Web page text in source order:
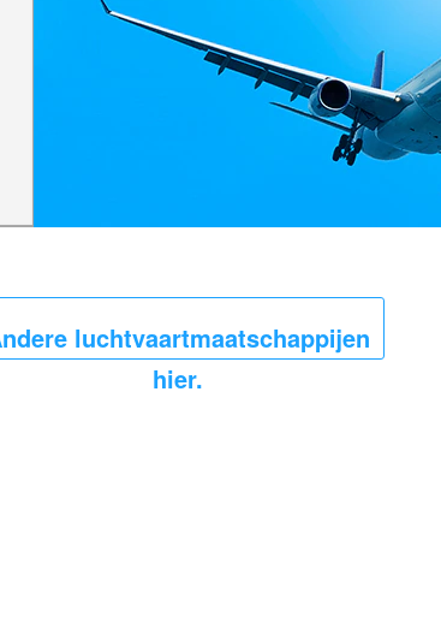
luchtvaartmaatschappijen
hier.